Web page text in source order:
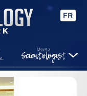
FR